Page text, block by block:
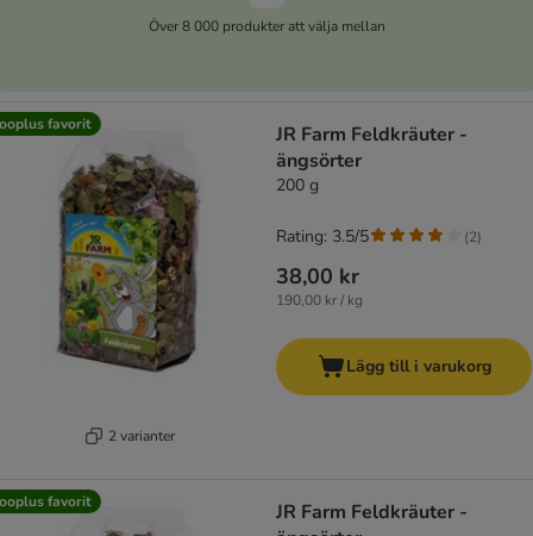
Över 8 000 produkter att välja mellan
favorit
2 varianter
JR Farm Feldkräuter -
ängsörter
200 g
38,00 kr
190,00 kr / kg
Rating: 3.5/5 (2)
Lägg till i varukorg
favorit
JR Farm Feldkräuter -